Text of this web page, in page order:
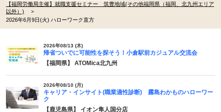
【福岡労働局主催】就職支援セミナー 筑豊地域(その他福岡県（福岡、北九州エリア
以外）)
2026年6月9日(火) ハローワーク直方
2026年08/13 (木)
帰省ついでに可能性を探そう！小倉駅前カジュアル交流会
【福岡県】 ATOMica北九州
2026年08/10 (月)
キャリア・インサイト(職業適性診断) 霧島わかものハローワー
ク
【鹿児島県】 イオン隼人国分店